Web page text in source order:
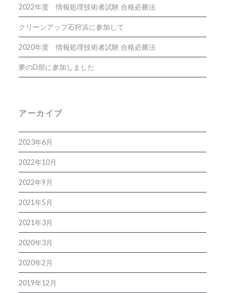
2022年度 情報処理技術者試験 合格必勝法
クリーンアップ石狩浜に参加して
2020年度 情報処理技術者試験 合格必勝法
夢のD部に参加しました
アーカイブ
2023年6月
2022年10月
2022年9月
2021年5月
2021年3月
2020年3月
2020年2月
2019年12月